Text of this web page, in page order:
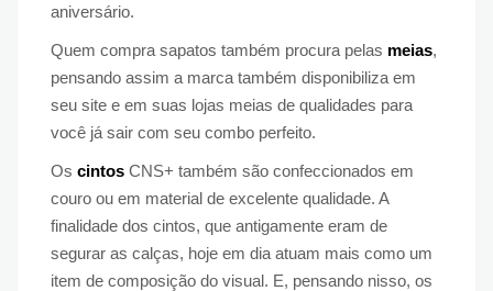
aniversário.
Quem compra sapatos também procura pelas meias,
pensando assim a marca também disponibiliza em
seu site e em suas lojas meias de qualidades para
você já sair com seu combo perfeito.
Os cintos CNS+ também são confeccionados em
couro ou em material de excelente qualidade. A
finalidade dos cintos, que antigamente eram de
segurar as calças, hoje em dia atuam mais como um
item de composição do visual. E, pensando nisso, os